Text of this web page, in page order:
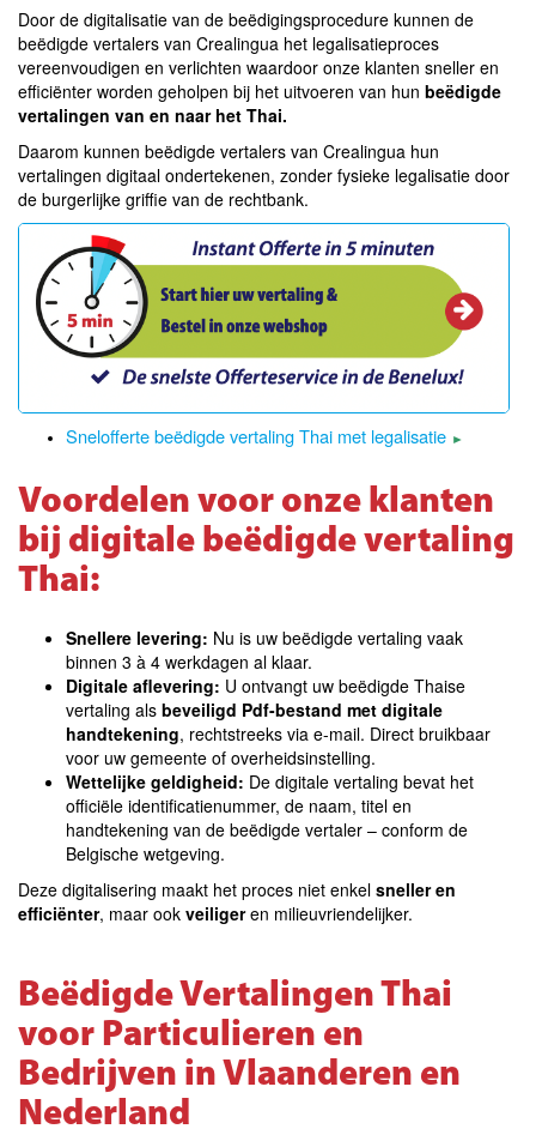
Door de digitalisatie van de beëdigingsprocedure kunnen de
beëdigde vertalers van Crealingua het legalisatieproces
vereenvoudigen en verlichten waardoor onze klanten sneller en
efficiënter worden geholpen bij het uitvoeren van hun beëdigde
vertalingen van en naar het Thai.
Daarom kunnen beëdigde vertalers van Crealingua hun
vertalingen digitaal ondertekenen, zonder fysieke legalisatie door
de burgerlijke griffie van de rechtbank.
Snelofferte beëdigde vertaling Thai met legalisatie ►
Voordelen voor onze klanten
bij digitale beëdigde vertaling
Thai:
Snellere levering: Nu is uw beëdigde vertaling vaak
binnen 3 à 4 werkdagen al klaar.
Digitale aflevering: U ontvangt uw beëdigde Thaise
vertaling als beveiligd Pdf-bestand met digitale
handtekening, rechtstreeks via e-mail. Direct bruikbaar
voor uw gemeente of overheidsinstelling.
Wettelijke geldigheid: De digitale vertaling bevat het
officiële identificatienummer, de naam, titel en
handtekening van de beëdigde vertaler – conform de
Belgische wetgeving.
Deze digitalisering maakt het proces niet enkel sneller en
efficiënter, maar ook veiligeren milieuvriendelijker.
Beëdigde Vertalingen Thai
voor Particulieren en
Bedrijven in Vlaanderen en
Nederland